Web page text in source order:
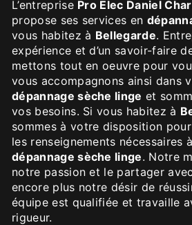
L’entreprise Pro Elec Daniel
propose ses services en
vous habitez à Bellegarde.
expérience et d’un savoir-faire
mettons tout en oeuvre pour
vous accompagnons ainsi dans
dépannage sèche linge et
vos besoins. Si vous habitez à
sommes à votre disposition
les renseignements nécessaires
dépannage sèche linge. Notre
notre passion et le partager
encore plus notre désir de
équipe est qualifiée et travaille
rigueur.